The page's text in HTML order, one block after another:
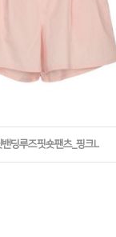
딩루즈핏숏팬츠_핑크L